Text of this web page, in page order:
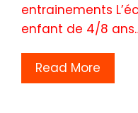
entrainements
enfant de 4/8
Read More